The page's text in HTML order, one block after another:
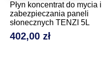
Płyn koncentrat do mycia i
zabezpieczania paneli
słonecznych TENZI 5L
Cena
402,00 zł